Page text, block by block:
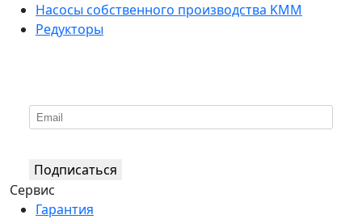
Насосы собственного производства KMM
Редукторы
Подписаться
Сервис
Гарантия